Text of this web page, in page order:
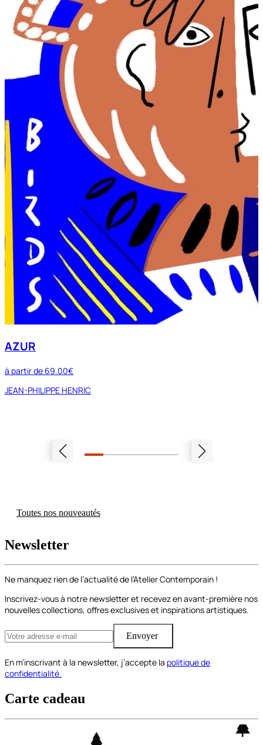
AZUR
à partir de 69.00€
JEAN-PHILIPPE HENRIC
Toutes nos nouveautés
Newsletter
Ne manquez rien de l’actualité de l’Atelier Contemporain !
Inscrivez-vous à notre newsletter et recevez en avant-première nos
nouvelles collections, offres exclusives et inspirations artistiques.
Envoyer
En m’inscrivant à la newsletter, j’accepte la politique de
confidentialité.
Carte cadeau